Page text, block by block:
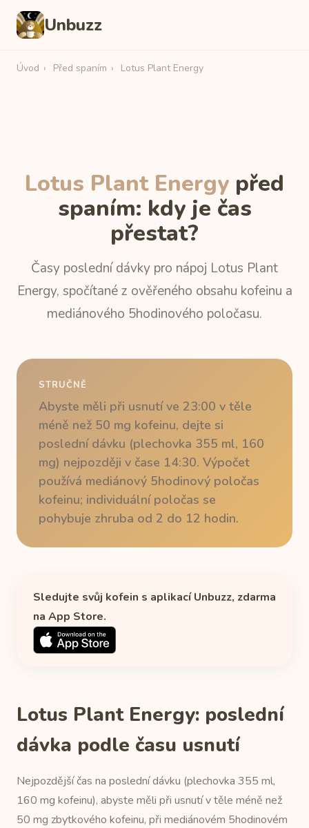
Unbuzz
Úvod › Před spaním › Lotus Plant Energy
Lotus Plant Energy před
spaním: kdy je čas
přestat?
Časy poslední dávky pro nápoj Lotus Plant
Energy, spočítané z ověřeného obsahu kofeinu a
mediánového 5hodinového poločasu.
STRUČNĚ
Abyste měli při usnutí ve 23:00 v těle
méně než 50 mg kofeinu, dejte si
poslední dávku (plechovka 355 ml, 160
mg) nejpozději v čase 14:30. Výpočet
používá mediánový 5hodinový poločas
kofeinu; individuální poločas se
pohybuje zhruba od 2 do 12 hodin.
Sledujte svůj kofein s aplikací Unbuzz, zdarma
na App Store.
Lotus Plant Energy: poslední
dávka podle času usnutí
Nejpozdější čas na poslední dávku (plechovka 355 ml,
160 mg kofeinu), abyste měli při usnutí v těle méně než
50 mg zbytkového kofeinu, při mediánovém 5hodinovém